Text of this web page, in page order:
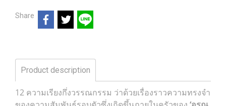
Share
Product description
12 ความเรียงกึ่งวรรณกรรม ว่าด้วยเรื่องราวความทรงจำ